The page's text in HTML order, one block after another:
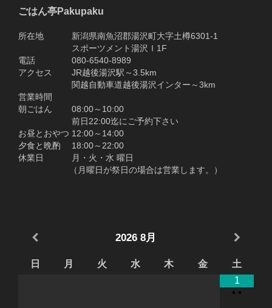
ごはん亭Pakupaku
所在地 新潟県南魚沼郡湯沢町大字土樽6301-1
スポーツメント湯沢Ｉ1F
電話 080-6540-8989
アクセス JR越後湯沢駅～3.5km
関越自動車道越後湯沢インター～3km
営業時間
朝ごはん 08:00～10:00
前日22:00迄にご予約下さい
お昼とおやつ 12:00～14:00
夕食と晩酌 18:00～22:00
休業日 月・火・水 曜日
（月曜日が祭日の場合は営業します。）
2026 8月
日 月 火 水 木 金
土
1
• •